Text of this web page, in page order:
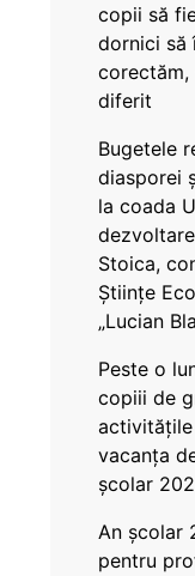
copii să
dornici să
corectăm,
diferit
Bugetele
diasporei
la coada
Stoica,
Științe
„Lucian
Peste o
copiii de
activitățile
vacanța
școlar
An școlar
pentru